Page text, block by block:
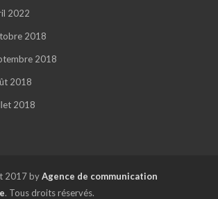
2022
2018
2018
2018
2018
2017 byAgence de communication
. Tous droits réservés.